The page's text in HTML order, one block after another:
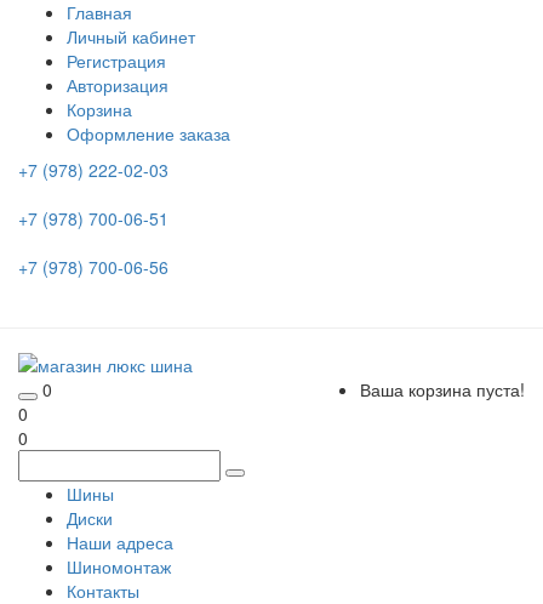
Главная
Личный кабинет
Регистрация
Авторизация
Корзина
Оформление заказа
+7 (978) 222-02-03
+7 (978) 700-06-51
+7 (978) 700-06-56
0
Ваша корзина пуста!
0
0
Шины
Диски
Наши адреса
Шиномонтаж
Контакты